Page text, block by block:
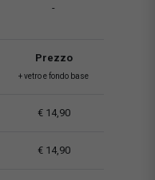
-
Prezzo
+ vetro e fondo base
€ 14,90
€ 14,90